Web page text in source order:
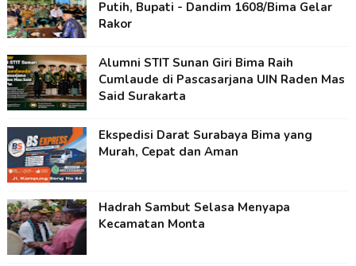
Putih, Bupati - Dandim 1608/Bima Gelar
Rakor
Alumni STIT Sunan Giri Bima Raih
Cumlaude di Pascasarjana UIN Raden Mas
Said Surakarta
Ekspedisi Darat Surabaya Bima yang
Murah, Cepat dan Aman
Hadrah Sambut Selasa Menyapa
Kecamatan Monta